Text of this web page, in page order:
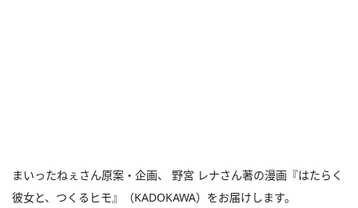
まいったねぇさん原案・企画、 野宮 レナさん著の漫画『はたらく
彼女と、つくるヒモ』（KADOKAWA）をお届けします。